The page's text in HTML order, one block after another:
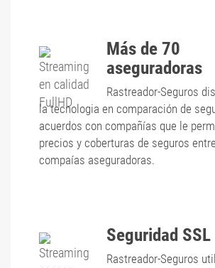
Más de 70
aseguradoras
Rastreador-Seguros
la tecnologia en comparación de
acuerdos con compañías que le
precios y coberturas de seguros
compaías aseguradoras.
Seguridad
Rastreador-Seguros